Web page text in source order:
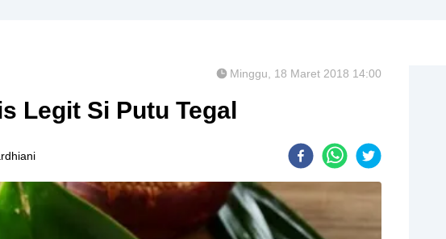
Minggu, 18 Maret 2018 14:00
Legit Si Putu Tegal